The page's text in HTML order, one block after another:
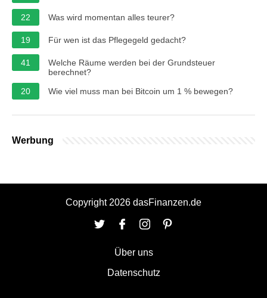
22 Was wird momentan alles teurer?
19 Für wen ist das Pflegegeld gedacht?
41
Welche Räume werden bei der Grundsteuer
berechnet?
20
Wie viel muss man bei Bitcoin um 1 % bewegen?
Werbung
Copyright 2026 dasFinanzen.de
Über uns
Datenschutz